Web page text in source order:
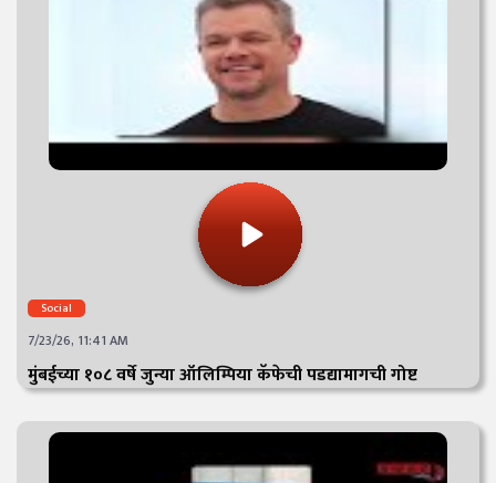
Social
7/23/26, 11:41 AM
मुंबईच्या १०८ वर्षे जुन्या ऑलिम्पिया कॅफेची पडद्यामागची गोष्ट